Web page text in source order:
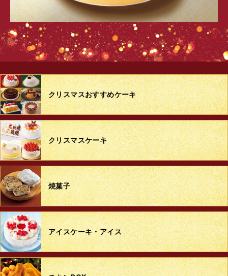
クリスマスおすすめケーキ
クリスマスケーキ
焼菓子
アイスケーキ・アイス